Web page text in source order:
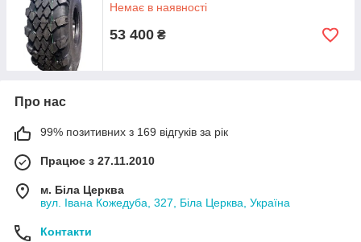
Немає в наявності
53 400 ₴
Про нас
99% позитивних з 169 відгуків за рік
Працює з 27.11.2010
м. Біла Церква
вул. Івана Кожедуба, 327, Біла Церква, Україна
Контакти